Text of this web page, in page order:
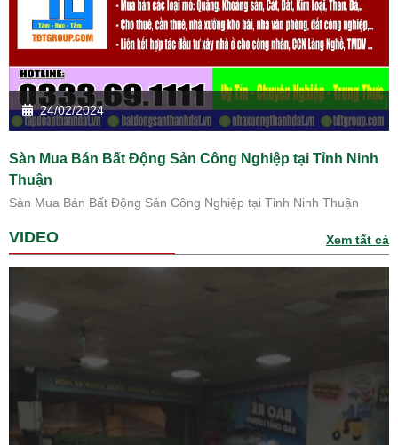
24/02/2024
Sàn Mua Bán Bất Động Sản Công Nghiệp tại Tỉnh Ninh
Thuận
Sàn Mua Bán Bất Động Sản Công Nghiệp tại Tỉnh Ninh Thuận
VIDEO Xem tất cả